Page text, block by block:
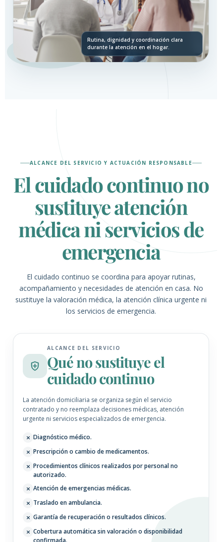
Rutina, dignidad y coordinación clara
durante la atención en el hogar.
ALCANCE DEL SERVICIO Y ACTUACIÓN RESPONSABLE
El cuidado continuo no
sustituye atención
médica ni servicios de
emergencia
El cuidado continuo se coordina para apoyar rutinas,
acompañamiento y necesidades de atención en casa. No
sustituye la valoración médica, la atención clínica urgente ni
los servicios de emergencia.
ALCANCE DEL SERVICIO
Qué no sustituye el
cuidado continuo
La atención domiciliaria se organiza según el servicio
contratado y no reemplaza decisiones médicas, atención
urgente ni servicios especializados de emergencia.
Diagnóstico médico.
Prescripción o cambio de medicamentos.
Procedimientos clínicos realizados por personal no
autorizado.
Atención de emergencias médicas.
Traslado en ambulancia.
Garantía de recuperación o resultados clínicos.
Cobertura automática sin valoración o disponibilidad